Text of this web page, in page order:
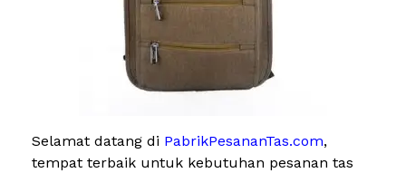
Selamat datang di PabrikPesananTas.com,
tempat terbaik untuk kebutuhan pesanan tas